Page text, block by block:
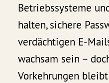
Betriebssysteme
halten, sichere
verdächtigen E-
wachsam sein –
Vorkehrungen